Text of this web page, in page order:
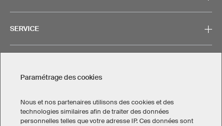
SERVICE
Mentions légales
Politique de confidentialité
Paramétrage des cookies
Nous et nos partenaires utilisons des cookies et des
technologies similaires afin de traiter des données
personnelles telles que votre adresse IP. Ces données sont